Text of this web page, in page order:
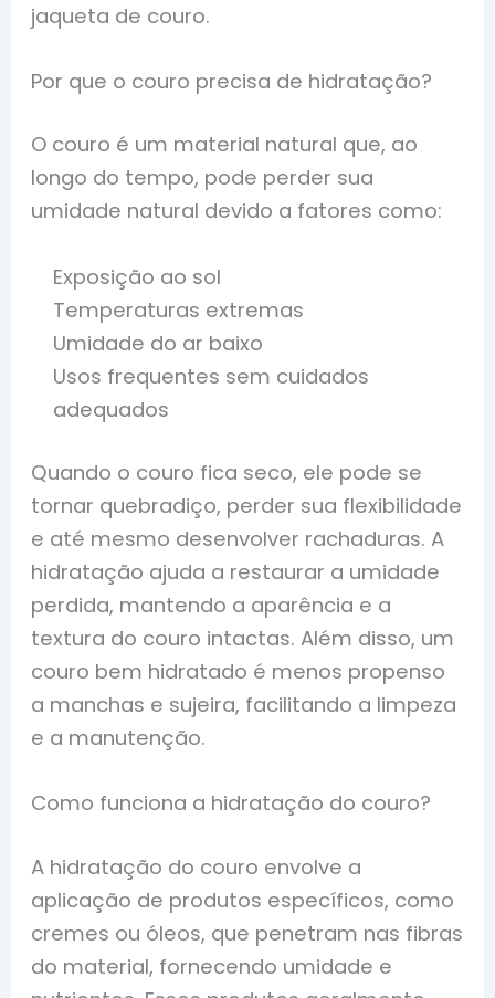
jaqueta de couro.
Por que o couro precisa de hidratação?
O couro é um material natural que, ao
longo do tempo, pode perder sua
umidade natural devido a fatores como:
Exposição ao sol
Temperaturas extremas
Umidade do ar baixo
Usos frequentes sem cuidados
adequados
Quando o couro fica seco, ele pode se
tornar quebradiço, perder sua flexibilidade
e até mesmo desenvolver rachaduras. A
hidratação ajuda a restaurar a umidade
perdida, mantendo a aparência e a
textura do couro intactas. Além disso, um
couro bem hidratado é menos propenso
a manchas e sujeira, facilitando a limpeza
e a manutenção.
Como funciona a hidratação do couro?
A hidratação do couro envolve a
aplicação de produtos específicos, como
cremes ou óleos, que penetram nas fibras
do material, fornecendo umidade e